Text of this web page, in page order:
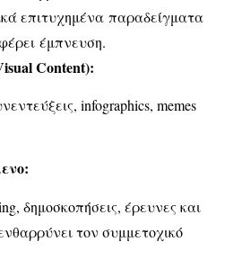
επιτυχημένα παραδείγματα
έμπνευση.
Content):
infographics, memes
δημοσκοπήσεις, έρευνες και
τον συμμετοχικό